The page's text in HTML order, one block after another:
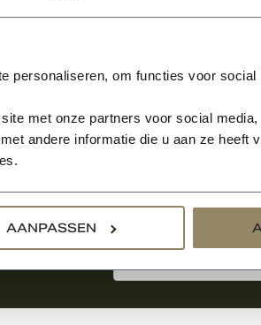
personaliseren, om functies voor
met onze partners voor social
andere informatie die u aan ze heeft
AANPASSEN
Aanmelden voor de